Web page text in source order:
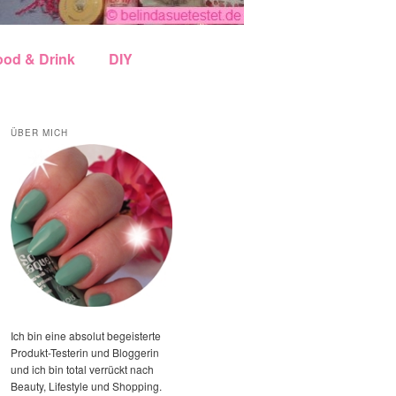
& Drink DIY
ÜBER MICH
Ich bin eine absolut begeisterte
Produkt-Testerin und Bloggerin
und ich bin total verrückt nach
Beauty, Lifestyle und Shopping.